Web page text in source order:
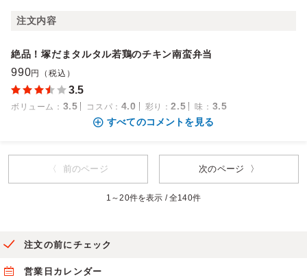
注文内容
絶品！塚だまタルタル若鶏のチキン南蛮弁当
990円（税込）
3.5
ボリューム ： 3.5 コスパ ： 4.0 彩り ：2.5 味 ： 3.5
すべてのコメントを見る
〈 前のページ 次のページ 〉
1～20件を表示 / 全140件
注文の前にチェック
営業日カレンダー